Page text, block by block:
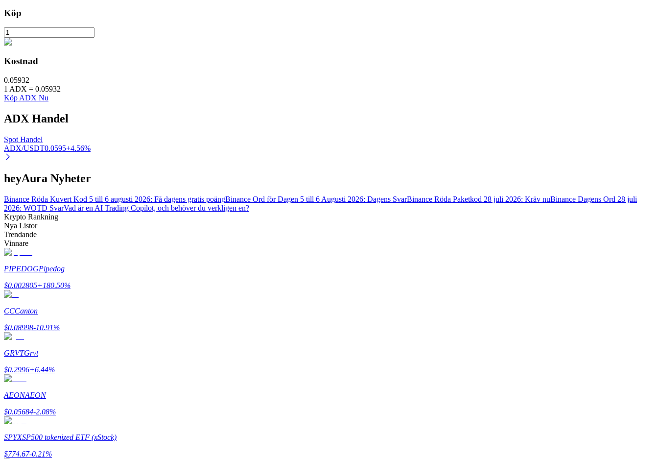
Utsättning
Launchpool
BTR-låsningar
Exklusiva investeringar för BTR-innehavare
Köp
Kostnad
0.05932
1 ADX = 0.05932
Köp ADX Nu
ADX Handel
Spot Handel
ADX/USDT0.0595+4.56%
heyAura Nyheter
Binance Röda Kuvert Kod 5 till 6 augusti 2026: Få dagens gratis poängBinance Ord för Dagen 5 till 6 Augusti 2026: Dagens SvarBinance Röda Paketkod 28 juli 2026: Kräv nuBinance Dagens Ord 28 juli
2026: WOTD SvarVad är en AI Trading Copilot, och behöver du verkligen en?
Krypto Rankning
Nya Listor
Trendande
Vinnare
PIPEDOGPipedog
$0.002805+180.50%
CCCanton
$0.08998-10.91%
GRVTGrvt
$0.2996+6.44%
AEONAEON
$0.05684-2.08%
SPYXSP500 tokenized ETF (xStock)
$774.67-0.21%